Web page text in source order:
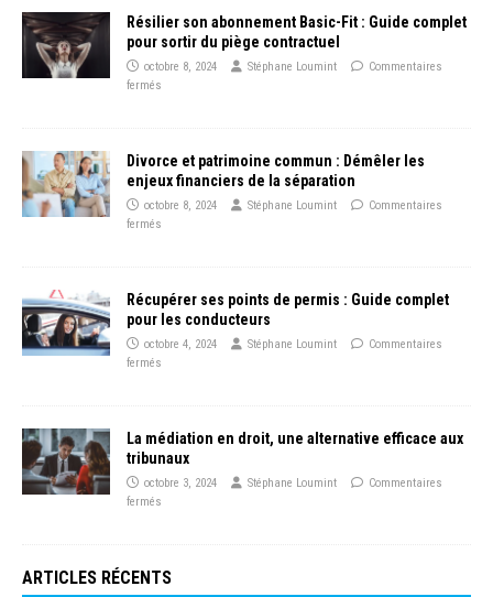
Résilier son abonnement Basic-Fit : Guide complet
pour sortir du piège contractuel
octobre 8, 2024 Stéphane Loumint
Commentaires
fermés
Divorce et patrimoine commun : Démêler les
enjeux financiers de la séparation
octobre 8, 2024 Stéphane Loumint
Commentaires
fermés
Récupérer ses points de permis : Guide complet
pour les conducteurs
octobre 4, 2024 Stéphane Loumint
Commentaires
fermés
La médiation en droit, une alternative efficace aux
tribunaux
octobre 3, 2024 Stéphane Loumint
Commentaires
fermés
ARTICLES RÉCENTS